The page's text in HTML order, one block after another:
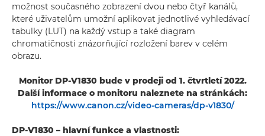
možnost současného zobrazení dvou nebo čtyř kanálů,
které uživatelům umožní aplikovat jednotlivé vyhledávací
tabulky (LUT) na každý vstup a také diagram
chromatičnosti znázorňující rozložení barev v celém
obrazu.
Monitor DP-V1830 bude v prodeji od 1. čtvrtletí 2022.
Další informace o monitoru naleznete na stránkách:
https://www.canon.cz/video-cameras/dp-v1830/
DP-V1830 – hlavní funkce a vlastnosti: